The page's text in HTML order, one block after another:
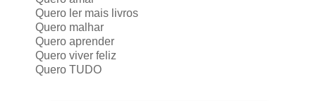
Quero ler mais livros
Quero malhar
Quero aprender
Quero viver feliz
Quero TUDO